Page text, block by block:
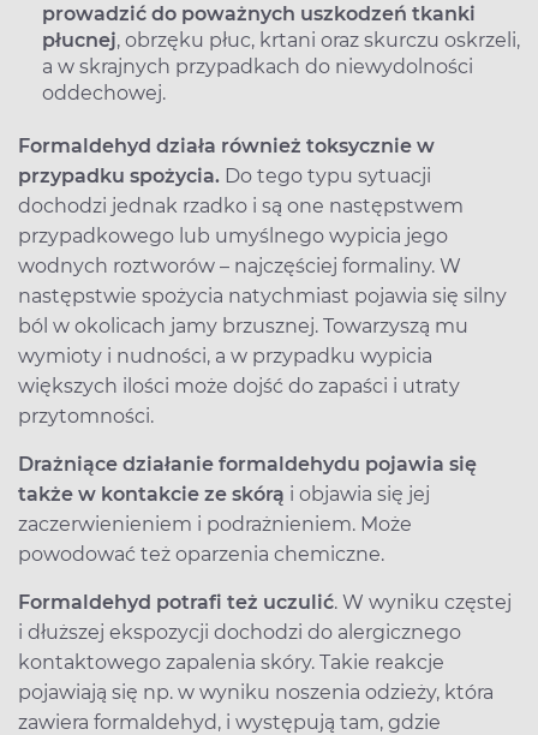
prowadzić do poważnych uszkodzeń tkanki
płucnej, obrzęku płuc, krtani oraz skurczu oskrzeli,
a w skrajnych przypadkach do niewydolności
oddechowej.
Formaldehyd działa również toksycznie w
przypadku spożycia. Do tego typu sytuacji
dochodzi jednak rzadko i są one następstwem
przypadkowego lub umyślnego wypicia jego
wodnych roztworów – najczęściej formaliny. W
następstwie spożycia natychmiast pojawia się silny
ból w okolicach jamy brzusznej. Towarzyszą mu
wymioty i nudności, a w przypadku wypicia
większych ilości może dojść do zapaści i utraty
przytomności.
Drażniące działanie formaldehydu pojawia się
także w kontakcie ze skórą i objawia się jej
zaczerwienieniem i podrażnieniem. Może
powodować też oparzenia chemiczne.
Formaldehyd potrafi też uczulić. W wyniku częstej
i dłuższej ekspozycji dochodzi do alergicznego
kontaktowego zapalenia skóry. Takie reakcje
pojawiają się np. w wyniku noszenia odzieży, która
zawiera formaldehyd, i występują tam, gdzie